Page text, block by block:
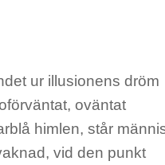
ur illusionens dröm
oväntat
himlen, står
vid den punkt